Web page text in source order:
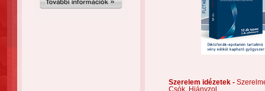
Szerelem idézetek -
Csók,
Hiányzol